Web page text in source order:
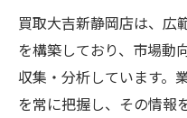
買取大吉新静岡店は、広
を構築しており、市場動
収集・分析しています。
を常に把握し、その情報